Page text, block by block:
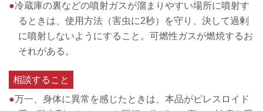
●冷蔵庫の裏などの噴射ガスが溜まりやすい場所に噴射す
るときは、使用方法（害虫に2秒）を守り、決して過剰
に噴射しないようにすること。可燃性ガスが燃焼するお
それがある。
相談すること
●万一、身体に異常を感じたときは、本品がピレスロイド